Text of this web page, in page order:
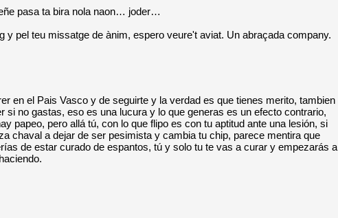
pasa ta bira nola naon… joder…
y pel teu missatge de ànim, espero veure't aviat. Un abraçada company.
en el Pais Vasco y de seguirte y la verdad es que tienes merito, tambien
no gastas, eso es una lucura y lo que generas es un efecto contrario,
papeo, pero allá tú, con lo que flipo es con tu aptitud ante una lesión, si
chaval a dejar de ser pesimista y cambia tu chip, parece mentira que
de estar curado de espantos, tú y solo tu te vas a curar y empezarás a